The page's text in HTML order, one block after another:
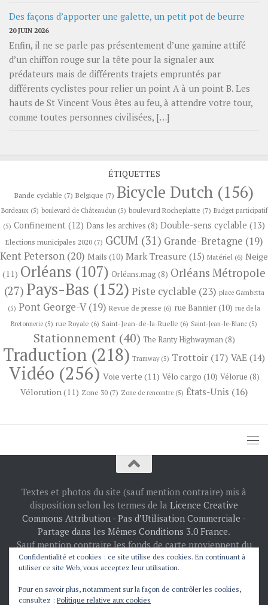
Des façons d’apporter une galette, un petit pot de beurre
20 JUIN 2026
Enfin, il ne se parle pas présentement d’une gamine attifé
d’un chiffon rouge sur la tête pour la signaler aux
prédateurs mais de différents trajets empruntés par
différents cyclistes pour relier un point A à un point B. Les
hauts de St Vincent Vous êtes au feu, à attendre votre tour,
comme toutes personnes civilisées, […]
ÉTIQUETTES
Bande cyclable (7) Belgique (7) Bicycle Dutch (156)
Bordeaux(5) boulevard de Châteaudun(5) boulevard Rocheplatte (7) Budget participatif
(5) Confinement (12) Dans les archives (8) Double-sens cyclable (13)
Elections municipales 2020(7) GCUM (31) Grande-Bretagne (19)
Kent Peterson (20) Mails (10) Mark Treasure (15) Matériel (6) Neige
(11) Orléans (107) Orléans.mag (8) Orléans Métropole
(27) Pays-Bas (152) Piste cyclable (23) place Gambetta
(5) Pont George-V(19) Revue de presse (6) rue Bannier(10) rue de la
Bretonnerie (5) rue Royale (6) Saint-Jean-de-la-Ruelle (6) Saint-Jean-le-Blanc (5)
Stationnement (40) The Ranty Highwayman(8)
Traduction (218) Tramway(5) Trottoir (17) VAE (14)
Vidéo (256) Voie verte (11) Vélo cargo (10) Vélorue (8)
Vélorution(11) Zone 30 (7) Zone de rencontre (5) États-Unis (16)
Textes et photos du site (sauf mention contraire) mis à
disposition selon les termes de la Licence Creative
Commons Attribution - Pas d’Utilisation Commerciale -
Partage dans les Mêmes Conditions 3.0 France.
Sauf mention contraire les fonds de carte proviennent du
projetOpenStreetMap: © les contributeurs
d’OpenStreetMap.
Fièrement propulsé par - Conçu parThème Hueman
Confidentialité et cookies : ce site utilise des cookies. En continuant à
utiliser ce site Web, vous acceptez leur utilisation.
Pour en savoir plus, notamment sur la façon de contrôler les cookies,
consultez : Politique relative aux cookies